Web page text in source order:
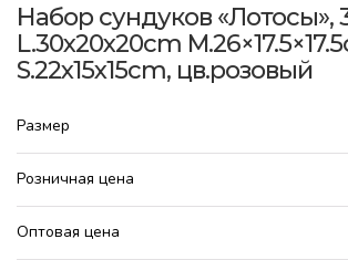
Набор сундуков «Лотосы»,
L.30x20x20cm
S.22x15x15cm, цв.розовый
Размер
Розничная цена
Оптовая цена